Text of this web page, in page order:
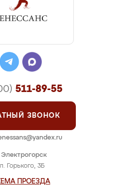
Электрогорск
Горького, 3Б
ПРОЕЗДА
511-89-55
ЗВОНОК